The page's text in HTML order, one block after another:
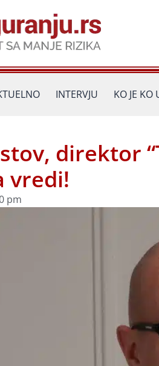
INTERVJU KO JE KO
direktor
vredi!
pm